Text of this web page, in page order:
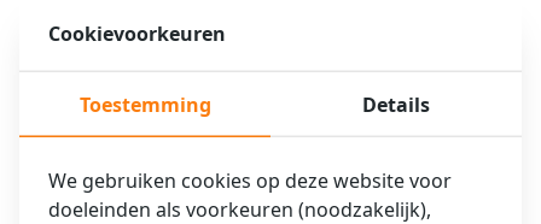
Strategische locaties:
Makkelijk bereikbaar vanaf
Cookievoorkeuren
Toestemming Details
We gebruiken cookies op deze website voor
doeleinden als voorkeuren (noodzakelijk),